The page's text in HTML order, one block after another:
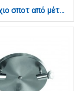
Επιτοίχιο σποτ από μέταλλο σε νίκελ ματ απόχρωση 3XE14 D:25cm (9064-3Φ-Νίκελ Ματ)